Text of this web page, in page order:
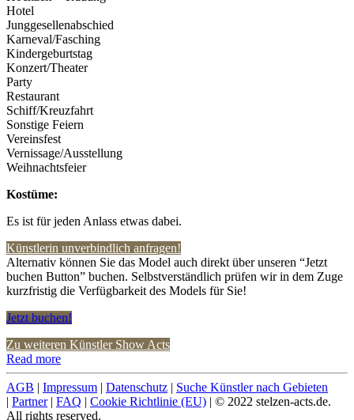
Hotel
Junggesellenabschied
Karneval/Fasching
Kindergeburtstag
Konzert/Theater
Party
Restaurant
Schiff/Kreuzfahrt
Sonstige Feiern
Vereinsfest
Vernissage/Ausstellung
Weihnachtsfeier
Kostüme:
Es ist für jeden Anlass etwas dabei.
Künstlerin unverbindlich anfragen!
Alternativ können Sie das Model auch direkt über unseren “Jetzt
buchen Button” buchen. Selbstverständlich prüfen wir in dem Zuge
kurzfristig die Verfügbarkeit des Models für Sie!
Jetzt buchen!
Zu weiteren Künstler Show Acts
Read more
AGB | Impressum | Datenschutz | Suche Künstler nach Gebieten
| Partner| FAQ | Cookie Richtlinie (EU) | © 2022 stelzen-acts.de.
All rights reserved.